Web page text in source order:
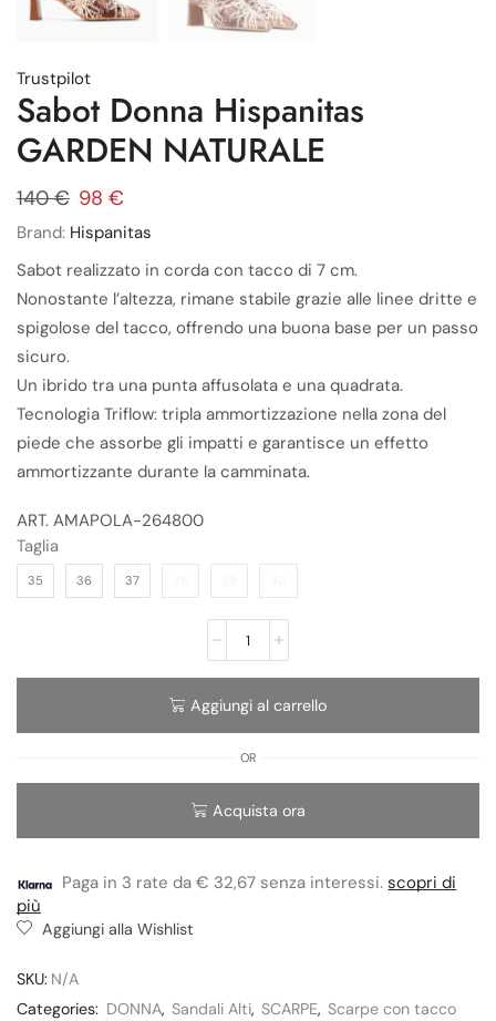
Trustpilot
Sabot Donna Hispanitas
GARDEN NATURALE
140€ 98 €
Brand: Hispanitas
Sabot realizzato in corda con tacco di 7 cm.
Nonostante l’altezza, rimane stabile grazie alle linee dritte e
spigolose del tacco, offrendo una buona base per un passo
sicuro.
Un ibrido tra una punta affusolata e una quadrata.
Tecnologia Triflow: tripla ammortizzazione nella zona del
piede che assorbe gli impatti e garantisce un effetto
ammortizzante durante la camminata.
ART. AMAPOLA-264800
Taglia
35 36 37
Aggiungi al carrello
OR
Acquista ora
Paga in 3 rate da € 32,67 senza interessi.scopri di
più
Aggiungi alla Wishlist
SKU: N/A
Categories: DONNA, Sandali Alti, SCARPE, Scarpe con tacco